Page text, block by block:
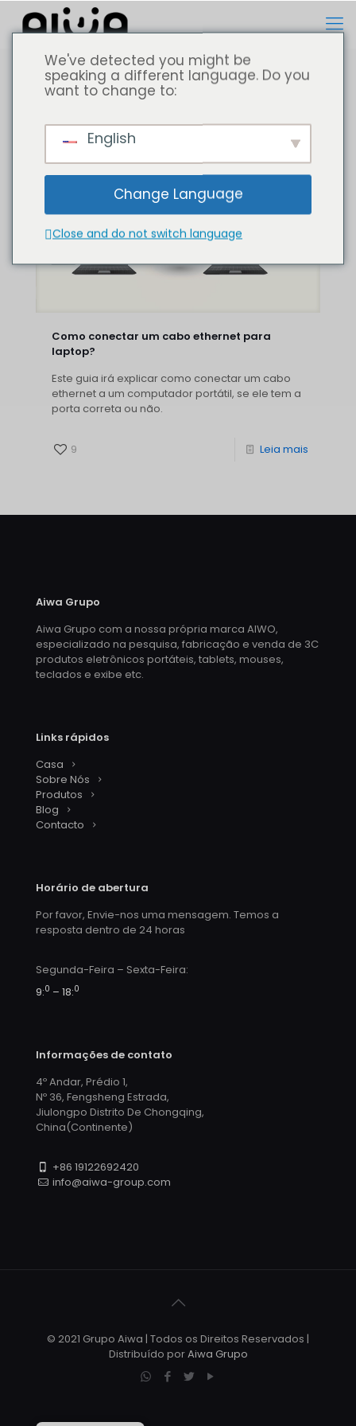
Todos Computador portátil
Como conectar um cabo ethernet para
laptop?
Este guia irá explicar como conectar um cabo
ethernet a um computador portátil, se ele tem a
porta correta ou não.
9 Leia mais
Aiwa Grupo
Aiwa Grupo com a nossa própria marca AIWO,
especializado na pesquisa, fabricação e venda de 3C
produtos eletrônicos portáteis, tablets, mouses,
teclados e exibe etc.
Links rápidos
Casa
Sobre Nós
Produtos
Blog
Contacto
Horário de abertura
Por favor, Envie-nos uma mensagem. Temos a
resposta dentro de 24 horas
Segunda-Feira – Sexta-Feira:
9:0 – 18:0
Informações de contato
4º Andar, Prédio 1,
Nº 36, Fengsheng Estrada,
Jiulongpo Distrito De Chongqing,
China(Continente)
+86 19122692420
info@aiwa-group.com
© 2021 Grupo Aiwa | Todos os Direitos Reservados |
Distribuído porAiwa Grupo
We've detected you might be
speaking a different language. Do you
want to change to:
English
Change Language
Close and do not switch language